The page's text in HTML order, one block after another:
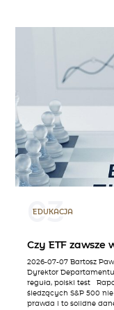
03
EDUKACJA
Czy ETF
2026-07-07 Bartosz
Dyrektor
reguła, polski test
śledzących S&P 500
prawda i to solidne